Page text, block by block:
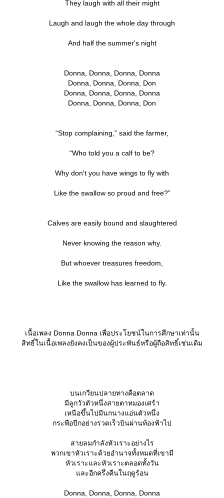
They laugh with all their might
Laugh and laugh the whole day through
And half the summer's night
Donna, Donna, Donna, Donna
Donna, Donna, Donna, Don
Donna, Donna, Donna, Donna
Donna, Donna, Donna, Don
“Stop complaining,” said the farmer,
“Who told you a calf to be?
Why don't you have wings to fly with
Like the swallow so proud and free?”
Calves are easily bound and slaughtered
Never knowing the reason why.
But whoever treasures freedom,
Like the swallow has learned to fly.
เนื้อเพลง Donna Donna เพื่อประโยชน์ในการศึกษาเท่านั้น
สิทธิ์ในเนื้อเพลงยังคงเป็นของผู้ประพันธ์หรือผู้ถือสิทธิ์เช่นเดิม
บนเกวียนปลายทางคือตลาด
มีลูกวัวตัวหนึ่งสายตาหมองเศร้า
เหนือขึ้นไปมีนกนางแอ่นตัวหนึ่ง
กระพือปีกอย่างรวดเร็วบินผ่านท้องฟ้าไป
สายลมกำลังหัวเราะอย่างไร
พวกเขาหัวเราะด้วยอำนาจทั้งหมดที่เขามี
หัวเราะและหัวเราะตลอดทั้งวัน
ละอีกครึ่งคืนในฤดูร้อน
Donna, Donna, Donna, Donna